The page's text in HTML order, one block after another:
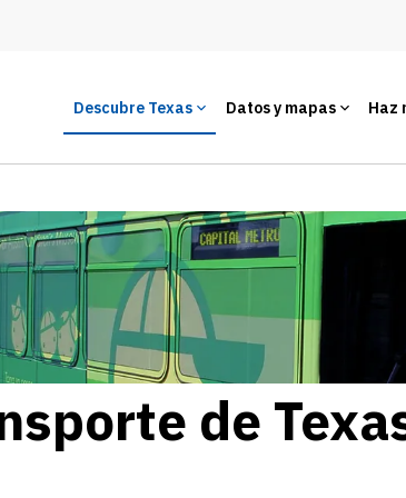
Descubre Texas Datos y mapas Haz
de